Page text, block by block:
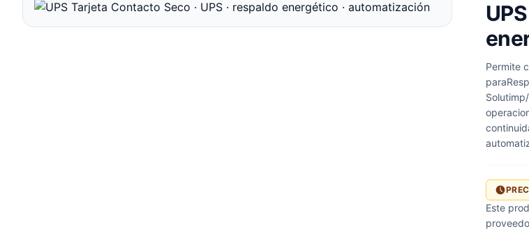
Permite
Este